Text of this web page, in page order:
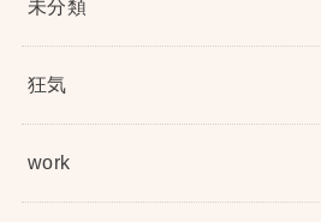
未分類
狂気
work